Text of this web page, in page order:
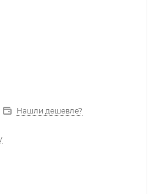
Нашли дешевле?